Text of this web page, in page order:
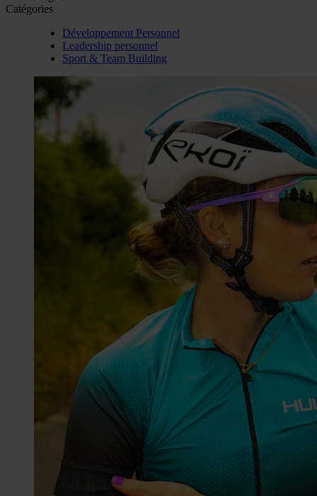
Catégories
Développement Personnel
Leadership personnel
Sport & Team Building